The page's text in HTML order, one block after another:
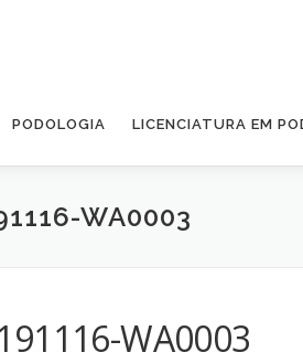
PODOLOGIA LICENCIATURA EM
WA0003
WA0003